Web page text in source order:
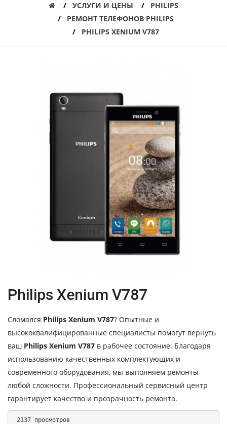
УСЛУГИ И ЦЕНЫ
PHILIPS
РЕМОНТ ТЕЛЕФОНОВ PHILIPS
PHILIPS XENIUM V787
Philips Xenium V787
Сломался Philips Xenium V787? Опытные и
высококвалифицированные специалисты помогут вернуть
ваш Philips Xenium V787 в рабочее состояние. Благодаря
использованию качественных комплектующих и
современного оборудования, мы выполняем ремонты
любой сложности. Профессиональный сервисный центр
гарантирует качество и прозрачность ремонта.
2137 просмотров